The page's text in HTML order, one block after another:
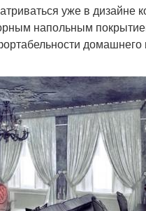
уже в дизайне
напольным
домашнего